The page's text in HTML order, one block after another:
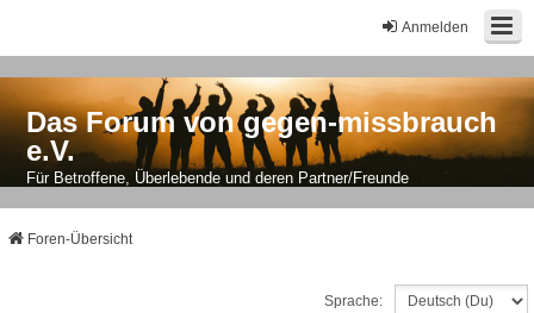
Anmelden
Das Forum von gegen-missbrauch
e.V.
Für Betroffene, Überlebende und deren Partner/Freunde
Foren-Übersicht
Sprache: